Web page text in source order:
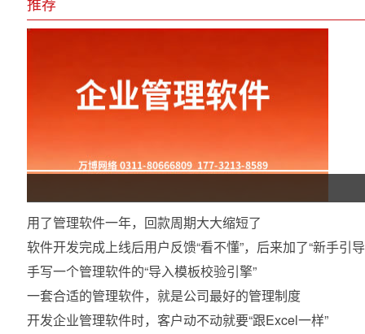
用了管理软件一年，回款周期大大缩短了
软件开发完成上线后用户反馈“看不懂”，后来加了“新手引
手写一个管理软件的“导入模板校验引擎”
一套合适的管理软件，就是公司最好的管理制度
开发企业管理软件时，客户动不动就要“跟Excel一样”